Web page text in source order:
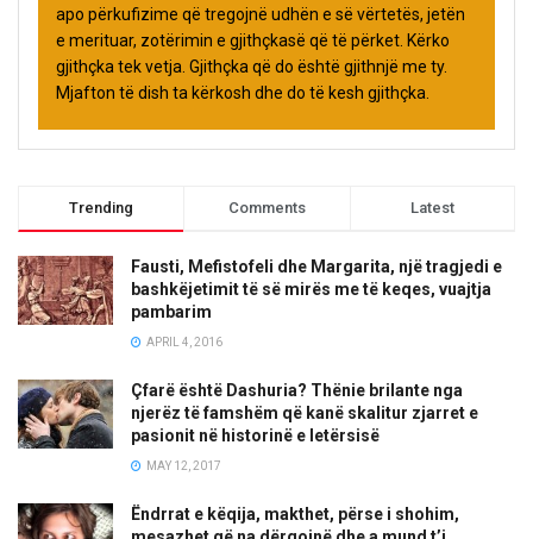
apo përkufizime që tregojnë udhën e së vërtetës, jetën
e merituar, zotërimin e gjithçkasë që të përket. Kërko
gjithçka tek vetja. Gjithçka që do është gjithnjë me ty.
Mjafton të dish ta kërkosh dhe do të kesh gjithçka.
Trending Comments Latest
Fausti, Mefistofeli dhe Margarita, një tragjedi e
bashkëjetimit të së mirës me të keqes, vuajtja
pambarim
APRIL 4, 2016
Çfarë është Dashuria? Thënie brilante nga
njerëz të famshëm që kanë skalitur zjarret e
pasionit në historinë e letërsisë
MAY 12, 2017
Ëndrrat e këqija, makthet, përse i shohim,